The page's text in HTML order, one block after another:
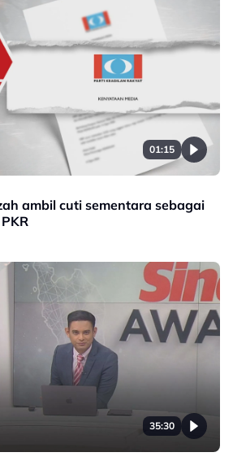
01:15
ambil cuti sementara sebagai
35:30